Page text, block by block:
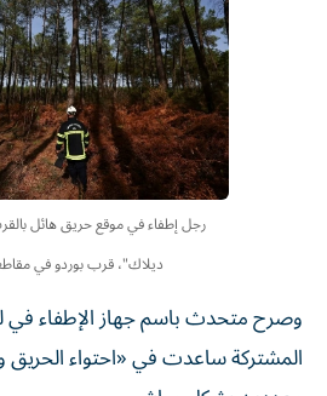
رجل إطفاء في موقع حريق هائل
ديلاك"، قرب بوردو في
وصرح متحدث باسم جهاز الإطفاء في
المشتركة ساعدت في «احتواء الحريق